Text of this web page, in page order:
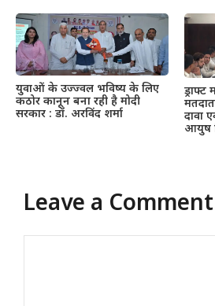
युवाओं के उज्ज्वल भविष्य के लिए
कठोर कानून बना रही है मोदी
सरकार : डॉ. अरविंद शर्मा
ड्राफ्ट
दावा
Leave a Comment